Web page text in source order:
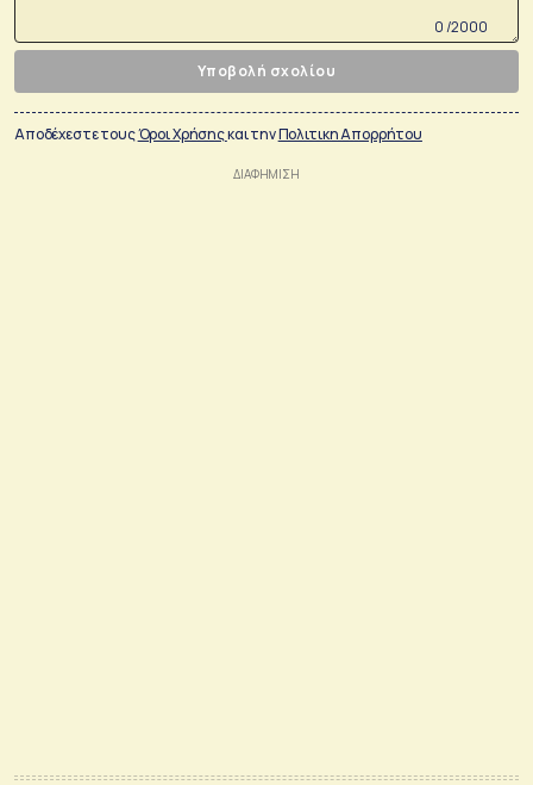
0 /2000
Υποβολή σχολίου
Αποδέχεστε τουςΌροι Χρήσηςκαι τηνΠολιτικη Απορρήτου